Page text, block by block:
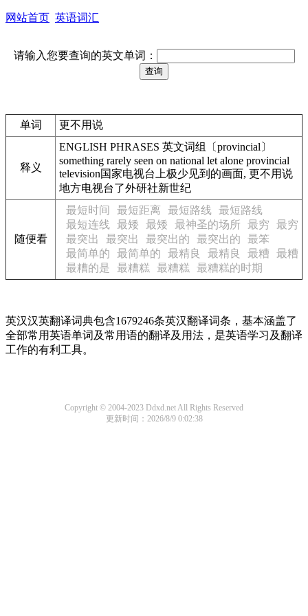
网站首页 英语词汇
请输入您要查询的英文单词：
单词 更不用说
释义
ENGLISH PHRASES 英文词组〔provincial〕
something rarely seen on national let alone provincial
television国家电视台上极少见到的画面, 更不用说
地方电视台了外研社新世纪
随便看
最短时间 最短距离 最短路线
最短路线
最短连线
最矮 最矮 最神圣的场所 最穷
最穷
最突出
最突出 最突出的 最突出的
最笨
最简单的
最简单的 最精良 最精良 最糟
最糟
最糟的是
最糟糕 最糟糕 最糟糕的时期
英汉汉英翻译词典包含1679246条英汉翻译词条，基本涵盖了
全部常用英语单词及常用语的翻译及用法，是英语学习及翻译
工作的有利工具。
Copyright © 2004-2023 Ddxd.net All Rights Reserved
更新时间：2026/8/9 0:02:38